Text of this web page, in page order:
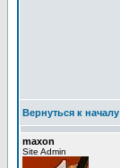
Вернуться к началу
maxon
Site Admin